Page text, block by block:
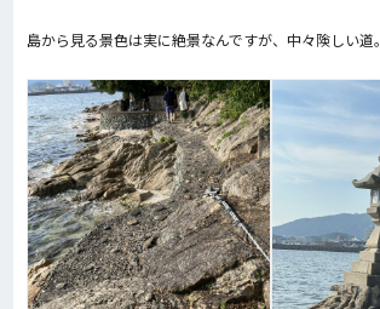
島から見る景色は実に絶景なんですが、中々険しい道。